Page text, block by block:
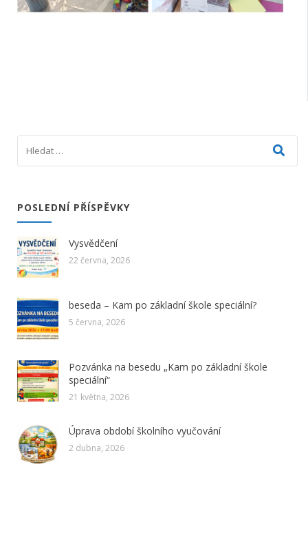
POSLEDNÍ PŘÍSPĚVKY
Vysvědčení
22 června, 2026
beseda – Kam po základní škole speciální?
5 června, 2026
Pozvánka na besedu „Kam po základní škole
speciální“
21 května, 2026
Úprava období školního vyučování
2 dubna, 2026